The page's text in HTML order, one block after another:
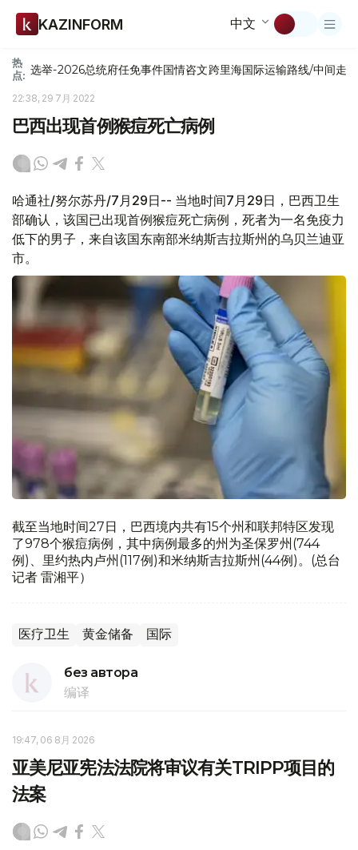
KAZINFORM 中文
热
点: 选举-2026总统府任免事件国情咨文跨里海国际运输路线/中间走廊
22:38, 29 7月 2022
巴西出现首例猴痘死亡病例
哈通社/努尔苏丹/7月29日-- 当地时间7月29日，巴西卫生
部确认，该国已出现首例猴痘死亡病例，死者为一名免疫力
低下的男子，来自该国东南部米纳斯吉拉斯州的乌贝兰迪亚
市。
截至当地时间27日，巴西境内共有15个州和联邦特区发现
了978个猴痘病例，其中病例最多的州为圣保罗州(744
例)、里约热内卢州(117例)和米纳斯吉拉斯州(44例)。(总台
记者 雷湘平）
医疗卫生 黄金储备 国际
без автора
编译
19:47, 06 8月 2026
亚美尼亚宪法法院将审议有关TRIPP项目的
法案